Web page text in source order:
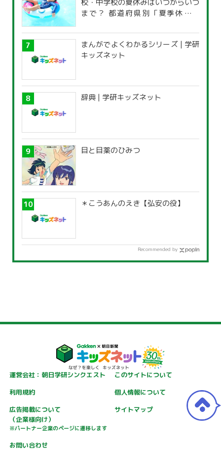
校・中学校の夏休みはいつからいつ
まで？ 都道府県別「夏季休暇一
まんがでよくわかるシリーズ | 学研
キッズネット
辞典 | 学研キッズネット
目と目薬のひみつ
＊こうあんのえき【弘安の役】
Recommended by
運営会社：朝日学研シンクエスト
このサイトについて
利用規約
個人情報について
広告掲載について
（企業様向け）
※パートナー企業のページに遷移します
サイトマップ
お問い合わせ